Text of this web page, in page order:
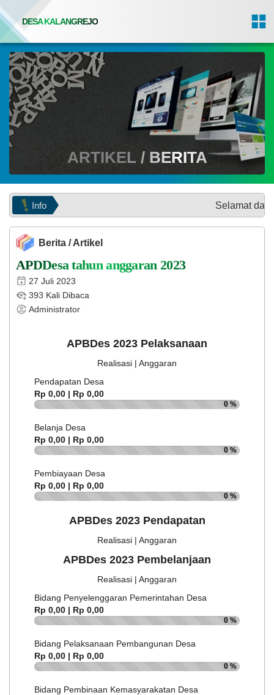
DESA KALANGREJO
ARTIKEL / BERITA
Info Selamat datang di
Berita / Artikel
APDDesa tahun anggaran 2023
27 Juli 2023
393 Kali Dibaca
Administrator
APBDes 2023 Pelaksanaan
Realisasi | Anggaran
Pendapatan Desa
Rp 0,00 | Rp 0,00
0 %
Belanja Desa
Rp 0,00 | Rp 0,00
0 %
Pembiayaan Desa
Rp 0,00 | Rp 0,00
0 %
APBDes 2023 Pendapatan
Realisasi | Anggaran
APBDes 2023 Pembelanjaan
Realisasi | Anggaran
Bidang Penyelenggaran Pemerintahan Desa
Rp 0,00 | Rp 0,00
0 %
Bidang Pelaksanaan Pembangunan Desa
Rp 0,00 | Rp 0,00
0 %
Bidang Pembinaan Kemasyarakatan Desa